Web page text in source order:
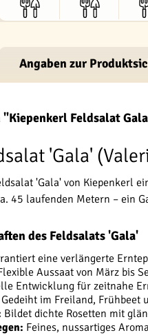
Angaben zur
Feldsalat
'Gala'
'Gala' von Kiepenkerl
45 laufenden Metern – ein
des Feldsalats 'Gala'
eine verlängerte
Aussaat von März bis
Entwicklung für zeitnahe
Gedeiht im Freiland, Frühbeet
Bildet dichte Rosetten mit
Feines, nussartiges